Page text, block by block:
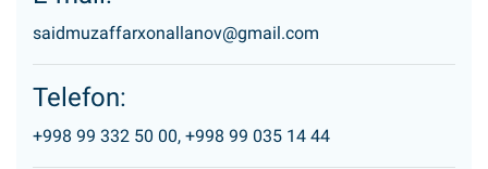
saidmuzaffarxonallanov@gmail.com
Telefon:
+998 99 332 50 00, +998 99 035 14 44